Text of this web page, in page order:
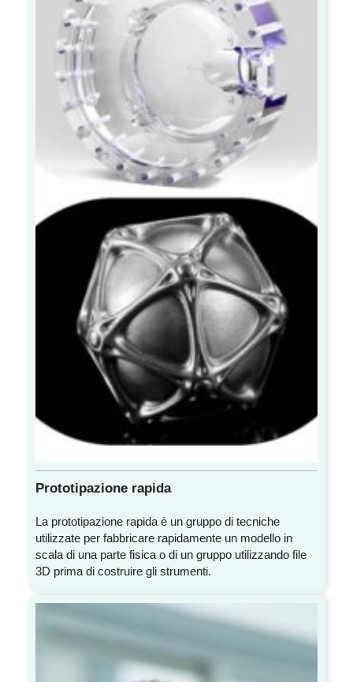
Prototipazione rapida
La prototipazione rapida è un gruppo di tecniche
utilizzate per fabbricare rapidamente un modello in
scala di una parte fisica o di un gruppo utilizzando file
3D prima di costruire gli strumenti.